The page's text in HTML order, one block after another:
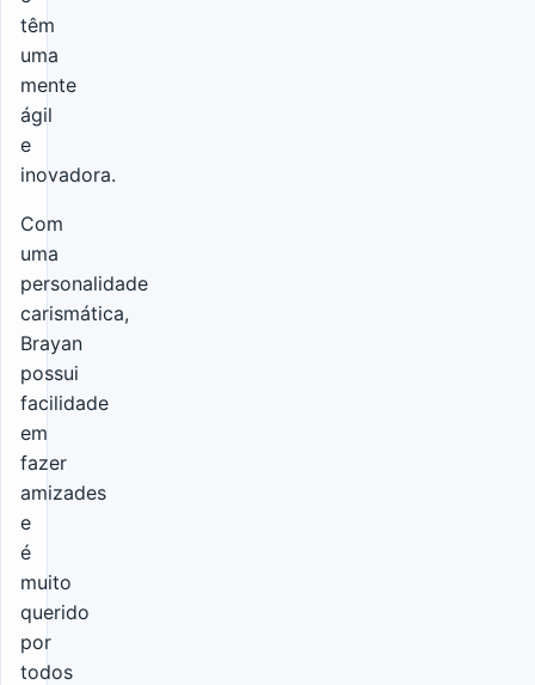
têm
uma
mente
ágil
e
inovadora.
Com
uma
personalidade
carismática,
Brayan
possui
facilidade
em
fazer
amizades
e
é
muito
querido
por
todos